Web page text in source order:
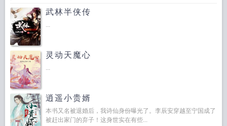
武林半侠传
...
灵动天魔心
...
逍遥小贵婿
本书又名被退婚后，我诗仙身份曝光了。李辰安穿越至宁国成了
被赶出家门的弃子！这身世实在有些...